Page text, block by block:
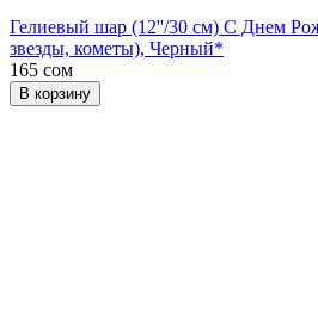
Гелиевый шар (12''/30 см) С Днем
звезды, кометы), Черный*
165 сом
В корзину